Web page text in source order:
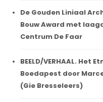
De Gouden Liniaal
Bouw Award met
Centrum De Faar
BEELD/VERHAAL. Het
Boedapest door
(Gie Bresseleers)